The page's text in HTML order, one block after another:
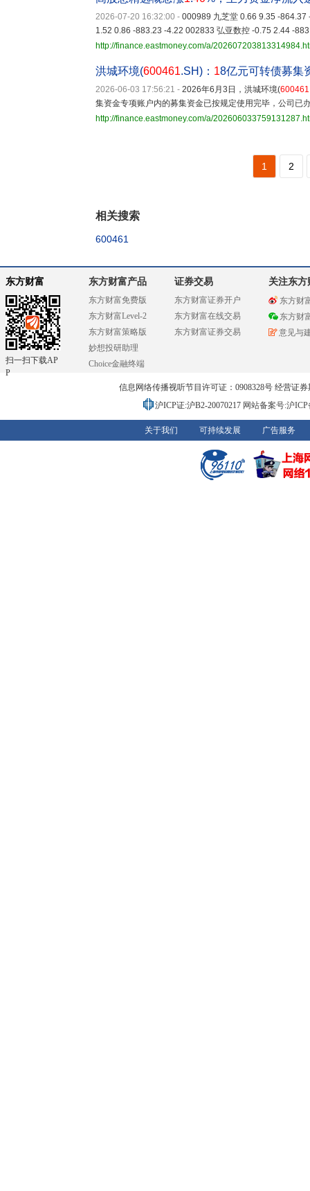
2026-07-20 16:32:00 - 000989 九芝堂 0.66 9.35 -
1.52 0.86 -883.23 -4.22 002833 弘亚数控 -0.75 2.44 -
http://finance.eastmoney.com/a/
洪城环境(600461.SH)： 18亿元可转债募集
2026-06-03 17:56:21 - 2026年6月3日，洪城环境(600461
集资金专项账户内的募集资金已按规定使用完毕，公司已
http://finance.eastmoney.com/a/
1 2
相关搜索
600461
东方财富
扫一扫下载AP
P
东方财富产品
东方财富免费版
东方财富Level-2
东方财富策略版
妙想投研助理
Choice金融终端
证券交易
东方财富证券开户
东方财富在线交易
东方财富证券交易
关注东方
东方财
东方财
意见与
信息网络传播视听节目许可证：0908328号 经营证
沪ICP证:沪B2-20070217 网站备案号:沪
关于我们 可持续发展 广告服务